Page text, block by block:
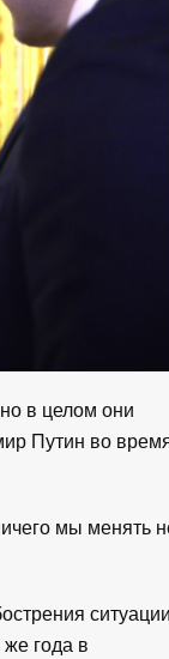
в целом они
Путин во
мы менять
ситуации
же года в